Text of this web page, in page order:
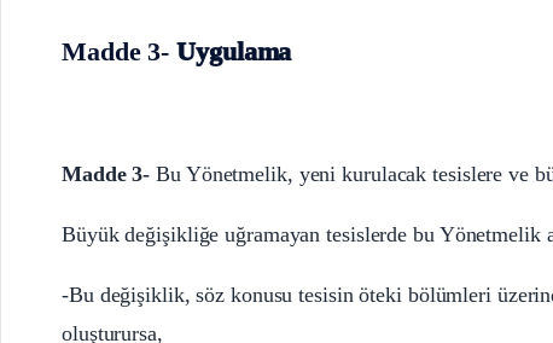
Madde 3- Uygulama
Madde 3- Bu Yönetmelik, yeni kurulacak tesislere ve
Büyük değişikliğe uğramayan tesislerde bu Yönetmelik
-Bu değişiklik, söz konusu tesisin öteki bölümleri
oluşturursa,